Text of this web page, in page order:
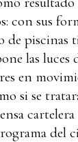
con sus
las
en
si se
del